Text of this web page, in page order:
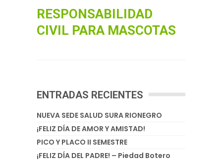
RESPONSABILIDAD
CIVIL PARA MASCOTAS
ENTRADAS RECIENTES
NUEVA SEDE SALUD SURA RIONEGRO
¡FELIZ DÍA DE AMOR Y AMISTAD!
PICO Y PLACO II SEMESTRE
¡FELIZ DÍA DEL PADRE! – Piedad Botero